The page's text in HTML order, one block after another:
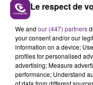
LE MAGASIN
SES PORTES
C'était l'une des
rémois. Le
fermer ses portes.
TITRES
Le respect de
We and our (447) partners
your consent and/or our
information on a device;
profiles for personalised
advertising; Measure
performance; Understand
of data from different